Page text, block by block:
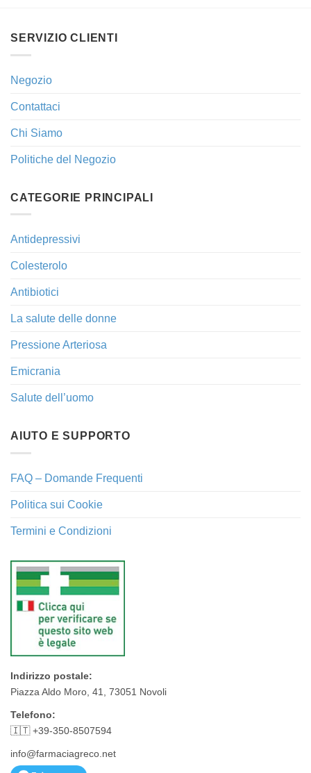
SERVIZIO CLIENTI
Negozio
Contattaci
Chi Siamo
Politiche del Negozio
CATEGORIE PRINCIPALI
Antidepressivi
Colesterolo
Antibiotici
La salute delle donne
Pressione Arteriosa
Emicrania
Salute dell’uomo
AIUTO E SUPPORTO
FAQ – Domande Frequenti
Politica sui Cookie
Termini e Condizioni
Indirizzo postale:
Piazza Aldo Moro, 41, 73051 Novoli
Telefono:
🇮🇹 +39-350-8507594
info@farmaciagreco.net